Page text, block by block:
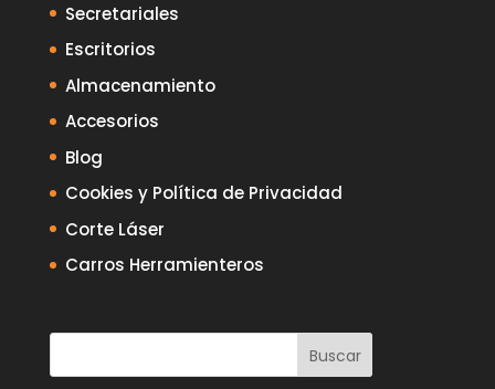
Secretariales
Escritorios
Almacenamiento
Accesorios
Blog
Cookies y Política de Privacidad
Corte Láser
Carros Herramienteros